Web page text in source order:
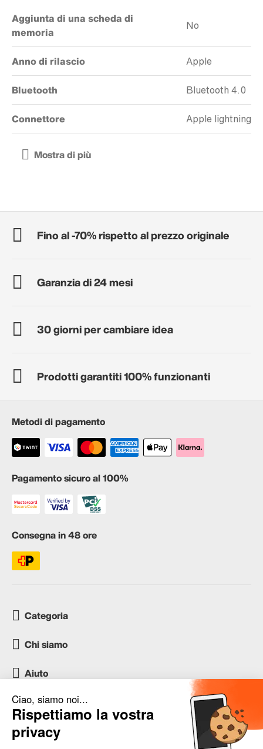
Aggiunta di una scheda di
memoria
No
Anno di rilascio Apple
Bluetooth Bluetooth 4.0
Connettore Apple lightning
Fino al -70% rispetto al prezzo originale
Garanzia di 24 mesi
30 giorni per cambiare idea
Prodotti garantiti 100% funzionanti
Metodi di pagamento
Pagamento sicuro al 100%
Consegna in 48 ore
Categoria
Chi siamo
Aiuto
Servizio clienti
occasion.migros.mobile@recommerce.com